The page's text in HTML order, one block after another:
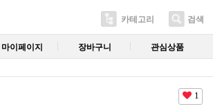
카테고리 검색
마이페이지 장바구니 관심상품
1